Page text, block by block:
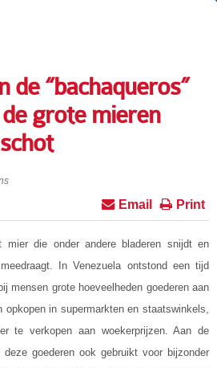
de “bachaqueros”
grote mieren
Print
Email
mier die onder andere bladeren snijdt en
In Venezuela ontstond een tijd
mensen grote hoeveelheden goederen aan
opkopen in supermarkten en staatswinkels,
te verkopen aan woekerprijzen. Aan de
deze goederen ook gebruikt voor bijzonder